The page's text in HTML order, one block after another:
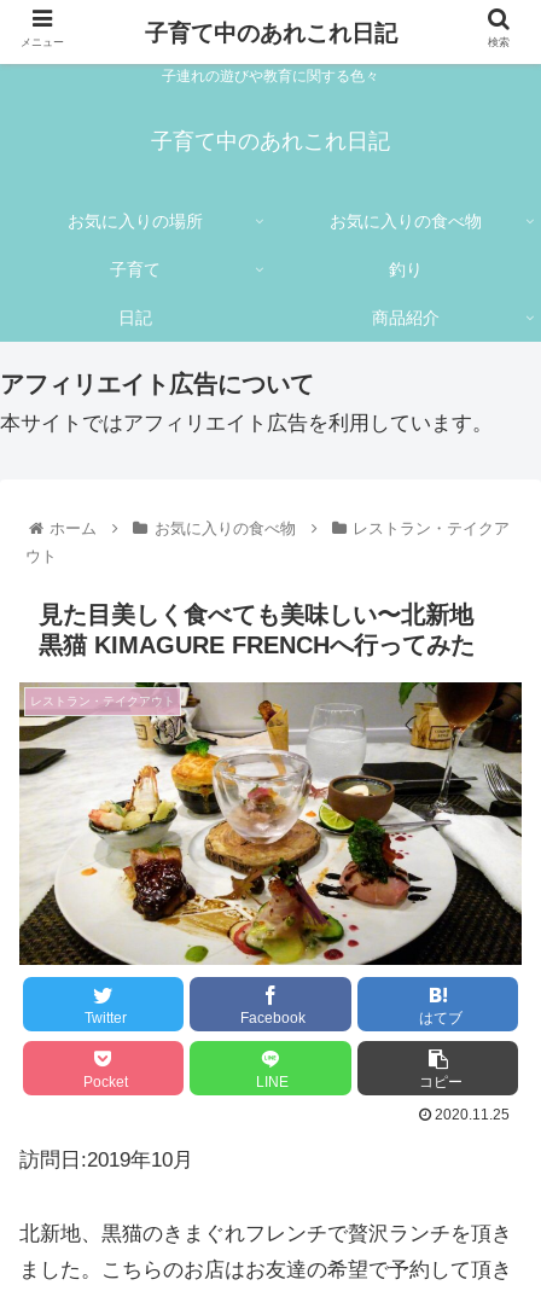
子連れの遊びや教育に関する色々
子育て中のあれこれ日記
お気に入りの場所 お気に入りの食べ物
子育て 釣り
日記 商品紹介
アフィリエイト広告について
本サイトではアフィリエイト広告を利用しています。
ホーム お気に入りの食べ物
レストラン・テイクア
ウト
見た目美しく食べても美味しい〜北新地
黒猫 KIMAGURE FRENCHへ行ってみた
レストラン・テイクアウト
Twitter Facebook はてブ
Pocket LINE
コピー
2020.11.25
訪問日:2019年10月
北新地、黒猫のきまぐれフレンチで贅沢ランチを頂き
ました。こちらのお店はお友達の希望で予約して頂き
メニュー 子育て中のあれこれ日記 検索